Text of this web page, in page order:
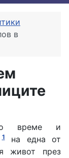
в
време и
1на една от
живот през